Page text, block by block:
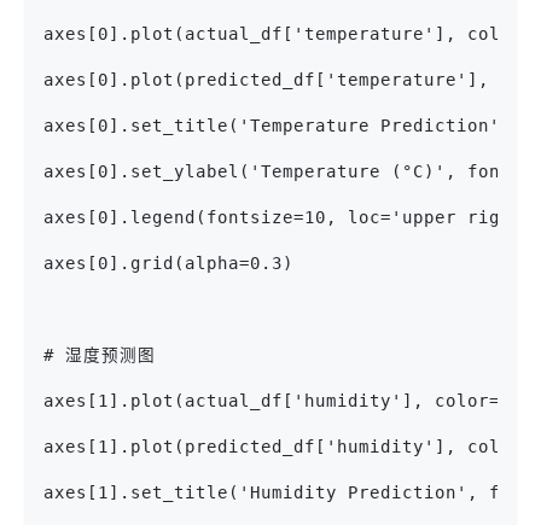
axes[0].plot(actual_df['temperature'],
axes[0].plot(predicted_df['temperature'],
axes[0].set_title('Temperature Prediction',
axes[0].set_ylabel('Temperature (°C)',
axes[0].legend(fontsize=10, loc='upper
axes[0].grid(alpha=0.3)
# 湿度预测图
axes[1].plot(actual_df['humidity'],
axes[1].plot(predicted_df['humidity'],
axes[1].set_title('Humidity Prediction',